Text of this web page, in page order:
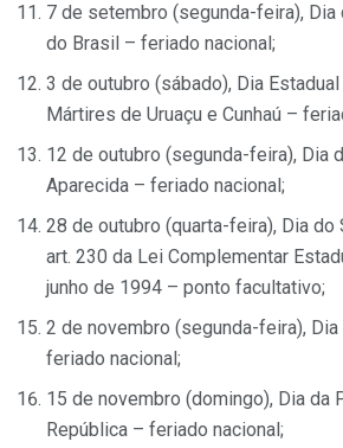
7 de setembro (segunda-feira), Dia
do Brasil – feriado nacional;
3 de outubro (sábado), Dia
Mártires de Uruaçu e Cunhaú –
12 de outubro (segunda-feira), Dia
Aparecida – feriado nacional;
28 de outubro (quarta-feira), Dia
art. 230 da Lei Complementar
junho de 1994 – ponto facultativo;
2 de novembro (segunda-feira),
feriado nacional;
15 de novembro (domingo), Dia da
República – feriado nacional;